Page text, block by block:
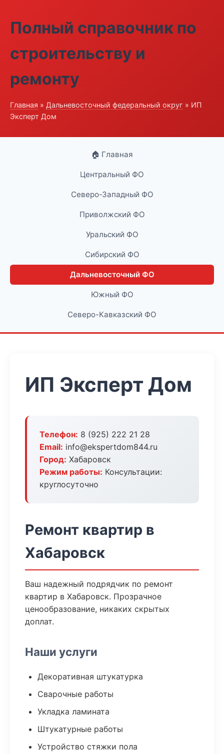
Полный справочник по
строительству и
ремонту
Главная » Дальневосточный федеральный округ » ИП
Эксперт Дом
🏠 Главная
Центральный ФО
Северо-Западный ФО
Приволжский ФО
Уральский ФО
Сибирский ФО
Дальневосточный ФО
Южный ФО
Северо-Кавказский ФО
ИП Эксперт Дом
Телефон: 8 (925) 222 21 28
Email: info@ekspertdom844.ru
Город: Хабаровск
Режим работы: Консультации:
круглосуточно
Ремонт квартир в
Хабаровск
Ваш надежный подрядчик по ремонт
квартир в Хабаровск. Прозрачное
ценообразование, никаких скрытых
доплат.
Наши услуги
Декоративная штукатурка
Сварочные работы
Укладка ламината
Штукатурные работы
Устройство стяжки пола